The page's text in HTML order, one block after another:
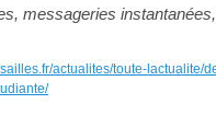
messageries
actualites/toute-